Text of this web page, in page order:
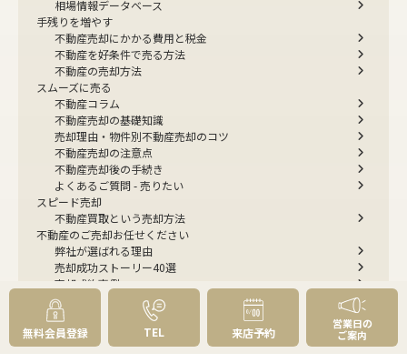
相場情報データベース
手残りを増やす
不動産売却にかかる費用と税金
不動産を好条件で売る方法
不動産の売却方法
スムーズに売る
不動産コラム
不動産売却の基礎知識
売却理由・物件別不動産売却のコツ
不動産売却の注意点
不動産売却後の手続き
よくあるご質問 - 売りたい
スピード売却
不動産買取という売却方法
不動産のご売却お任せください
弊社が選ばれる理由
売却成功ストーリー40選
売却成約事例
お預かり物件掲載実例
無料実査定予約
住まいのお悩み別
無料会員登録 TEL 来店予約
営業日の
ご案内